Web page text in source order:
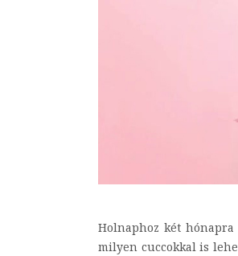
Holnaphoz két
milyen cuccokkal is